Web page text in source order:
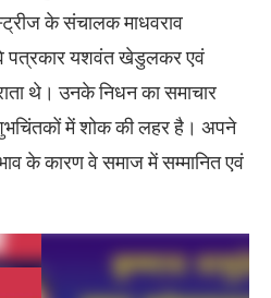
के संचालक माधवराव
यशवंत खेडुलकर एवं
थे। उनके निधन का समाचार
शुभचिंतकों में शोक की लहर है। अपने
के कारण वे समाज में सम्मानित एवं